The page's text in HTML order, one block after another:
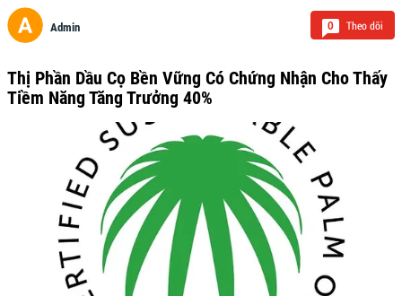
Admin 0 Theo dõi
Thị Phần Dầu Cọ Bền Vững Có Chứng Nhận Cho Thấy
Tiềm Năng Tăng Trưởng 40%